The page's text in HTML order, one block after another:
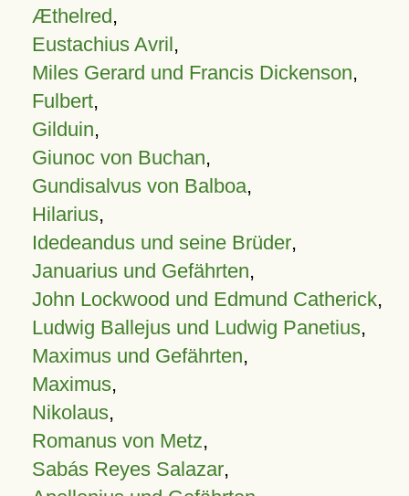
Æthelred,
Eustachius Avril,
Miles Gerard und Francis Dickenson,
Fulbert,
Gilduin,
Giunoc von Buchan,
Gundisalvus von Balboa,
Hilarius,
Idedeandus und seine Brüder,
Januarius und Gefährten,
John Lockwood und Edmund Catherick,
Ludwig Ballejus und Ludwig Panetius,
Maximus und Gefährten,
Maximus,
Nikolaus,
Romanus von Metz,
Sabás Reyes Salazar,